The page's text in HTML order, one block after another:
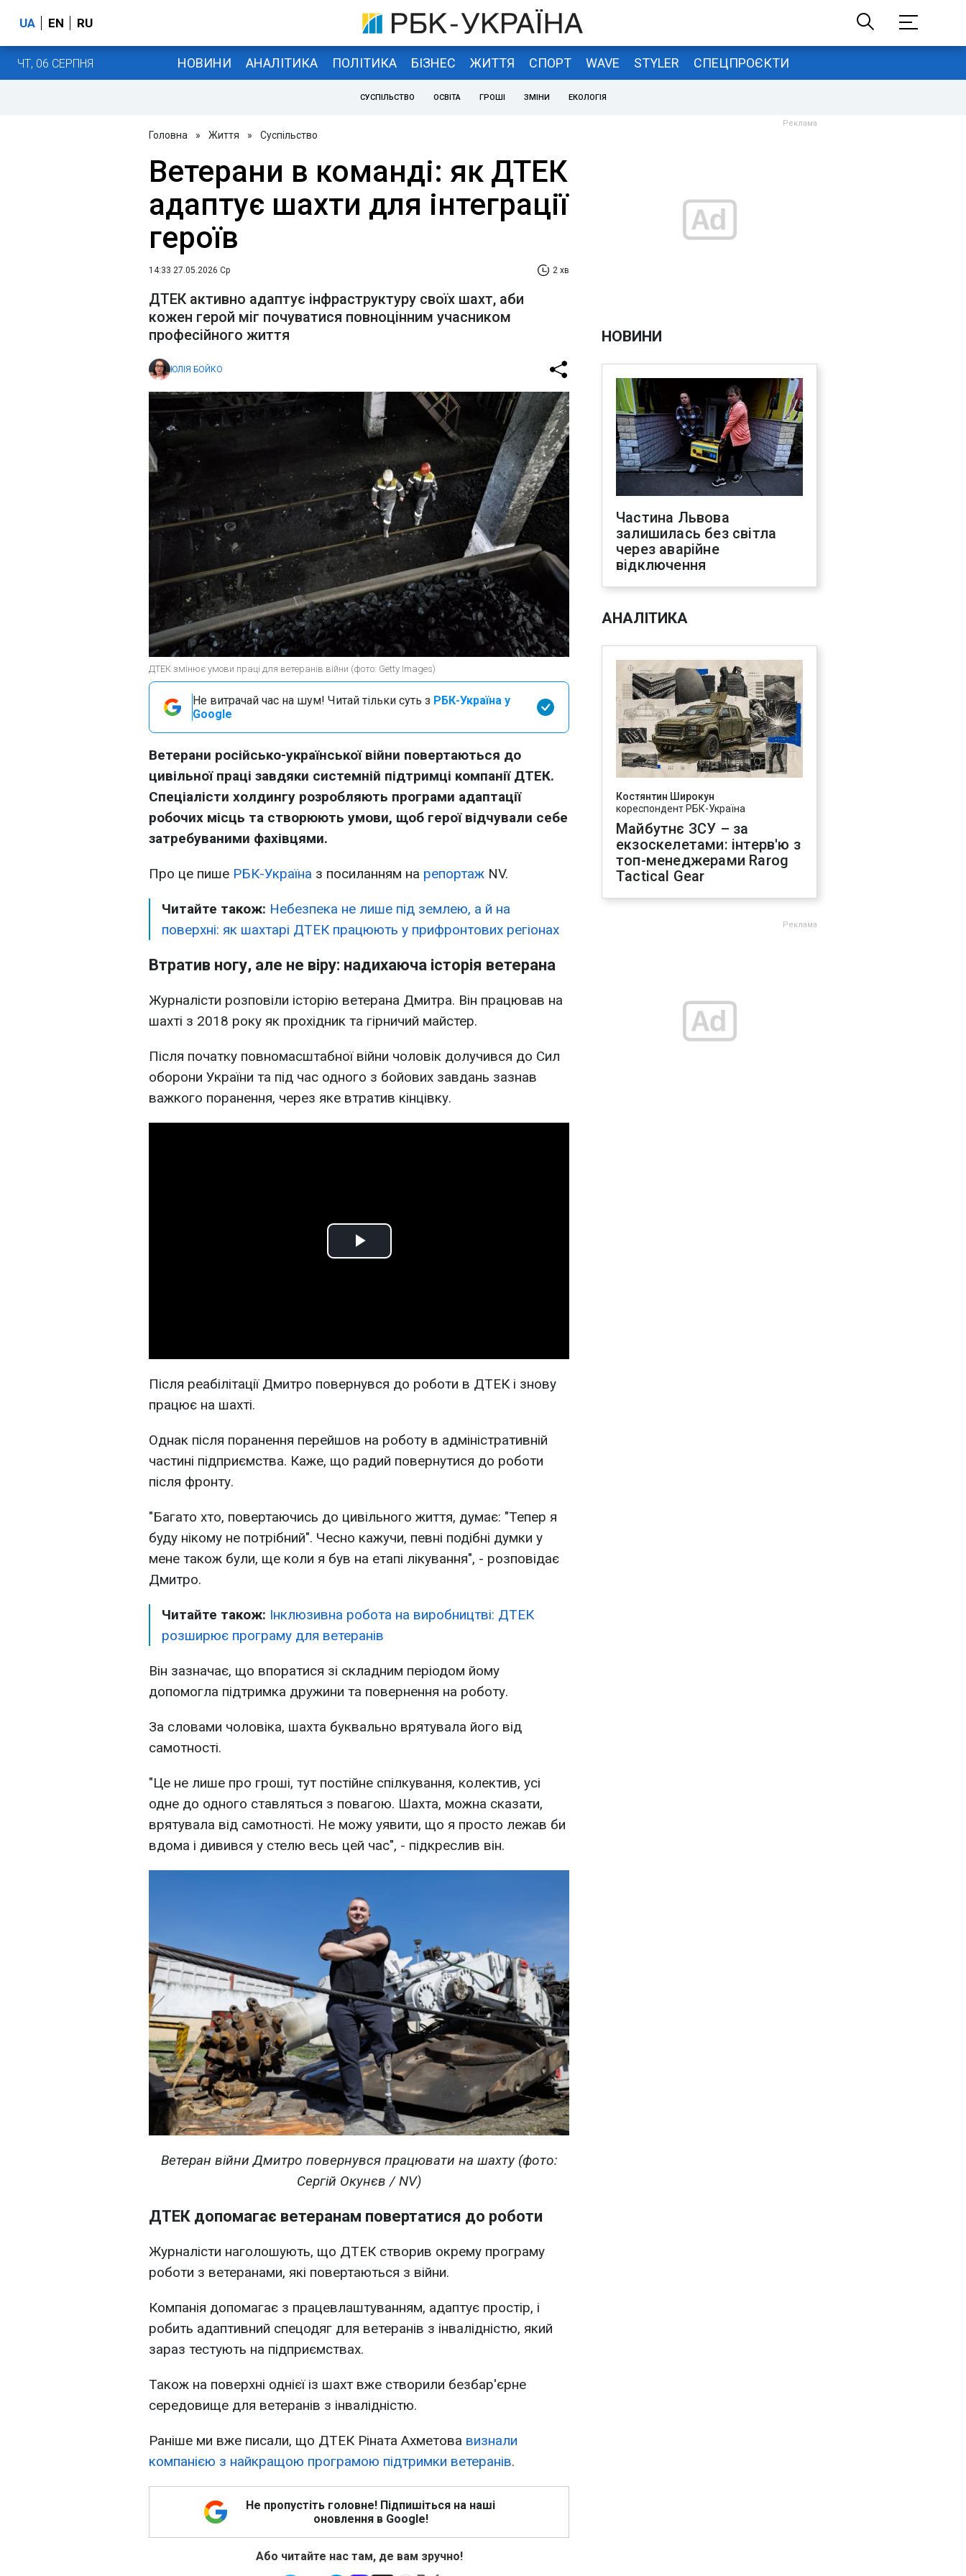
UA EN RU
ЧТ, 06 СЕРПНЯ НОВИНИ АНАЛІТИКА ПОЛІТИКА БІЗНЕС ЖИТТЯ СПОРТ WAVE STYLER СПЕЦПРОЄКТИ
СУСПІЛЬСТВО ОСВІТА ГРОШІ ЗМІНИ ЕКОЛОГІЯ
Головна » Життя » Суспільство
Ветерани в команді: як ДТЕК
адаптує шахти для інтеграції
героїв
14:33 27.05.2026 Ср 2 хв
ДТЕК активно адаптує інфраструктуру своїх шахт, аби
кожен герой міг почуватися повноцінним учасником
професійного життя
ЮЛІЯ БОЙКО
ДТЕК змінює умови праці для ветеранів війни (фото: Getty Images)
Не витрачай час на шум! Читай тільки суть з РБК-Україна у
Google
Ветерани російсько-української війни повертаються до
цивільної праці завдяки системній підтримці компанії ДТЕК.
Спеціалісти холдингу розробляють програми адаптації
робочих місць та створюють умови, щоб герої відчували себе
затребуваними фахівцями.
Про це пише РБК-Україна з посиланням на репортаж NV.
Читайте також: Небезпека не лише під землею, а й на
поверхні: як шахтарі ДТЕК працюють у прифронтових регіонах
Втратив ногу, але не віру: надихаюча історія ветерана
Журналісти розповіли історію ветерана Дмитра. Він працював на
шахті з 2018 року як прохідник та гірничий майстер.
Після початку повномасштабної війни чоловік долучився до Сил
оборони України та під час одного з бойових завдань зазнав
важкого поранення, через яке втратив кінцівку.
Play
Після реабілітації Дмитро повернувся до роботи в ДТЕК і знову
працює на шахті.
Однак після поранення перейшов на роботу в адміністративній
частині підприємства. Каже, що радий повернутися до роботи
після фронту.
"Багато хто, повертаючись до цивільного життя, думає: "Тепер я
буду нікому не потрібний". Чесно кажучи, певні подібні думки у
мене також були, ще коли я був на етапі лікування", - розповідає
Дмитро.
Читайте також: Інклюзивна робота на виробництві: ДТЕК
розширює програму для ветеранів
Він зазначає, що впоратися зі складним періодом йому
допомогла підтримка дружини та повернення на роботу.
За словами чоловіка, шахта буквально врятувала його від
самотності.
"Це не лише про гроші, тут постійне спілкування, колектив, усі
одне до одного ставляться з повагою. Шахта, можна сказати,
врятувала від самотності. Не можу уявити, що я просто лежав би
вдома і дивився у стелю весь цей час", - підкреслив він.
Ветеран війни Дмитро повернувся працювати на шахту (фото:
Сергій Окунєв / NV)
ДТЕК допомагає ветеранам повертатися до роботи
Журналісти наголошують, що ДТЕК створив окрему програму
роботи з ветеранами, які повертаються з війни.
Компанія допомагає з працевлаштуванням, адаптує простір, і
робить адаптивний спецодяг для ветеранів з інвалідністю, який
зараз тестують на підприємствах.
Також на поверхні однієї із шахт вже створили безбар'єрне
середовище для ветеранів з інвалідністю.
Раніше ми вже писали, що ДТЕК Ріната Ахметова визнали
компанією з найкращою програмою підтримки ветеранів.
Не пропустіть головне! Підпишіться на наші
оновлення в Google!
Або читайте нас там, де вам зручно!
НОВИНИ
Частина Львова
залишилась без світла
через аварійне
відключення
АНАЛІТИКА
Костянтин Широкун
кореспондент РБК-Україна
Майбутнє ЗСУ – за
екзоскелетами: інтерв'ю з
топ-менеджерами Rarog
Tactical Gear